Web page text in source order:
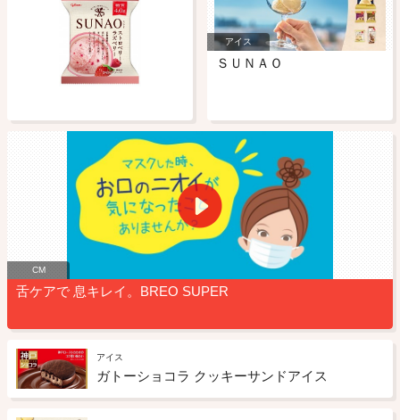
アイス
ＳＵＮＡＯ
CM
舌ケアで 息キレイ。BREO SUPER
アイス
ガトーショコラ クッキーサンドアイス